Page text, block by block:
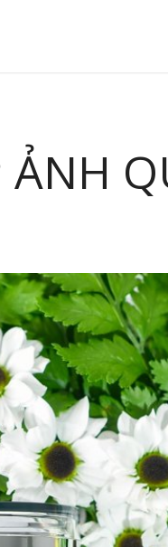
ẢNH